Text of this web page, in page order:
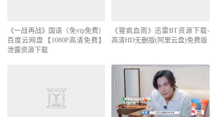
《一战再战》国语（免vip免费）
百度云网盘【1080P高清免费】
泄露资源下载
《猩疯血雨》迅雷BT资源下载-
高清HD无删版(阿里云盘)免费版